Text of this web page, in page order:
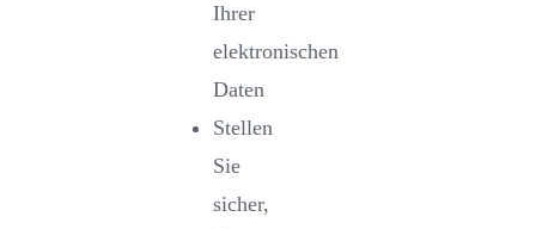
Ihrer
elektronischen
Daten
Stellen
Sie
sicher,